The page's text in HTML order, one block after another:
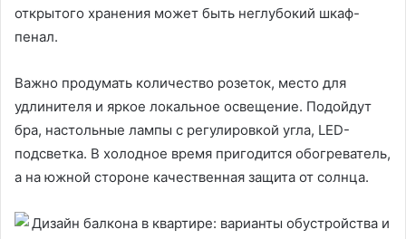
открытого хранения может быть неглубокий шкаф-
пенал.
Важно продумать количество розеток, место для
удлинителя и яркое локальное освещение. Подойдут
бра, настольные лампы с регулировкой угла, LED-
подсветка. В холодное время пригодится обогреватель,
а на южной стороне качественная защита от солнца.